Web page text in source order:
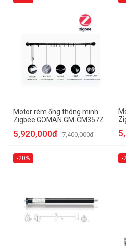
Motor rèm ống thông minh
Zigbee GOMAN GM-CM357Z
5,920,000đ 7,400,000đ
-20% -